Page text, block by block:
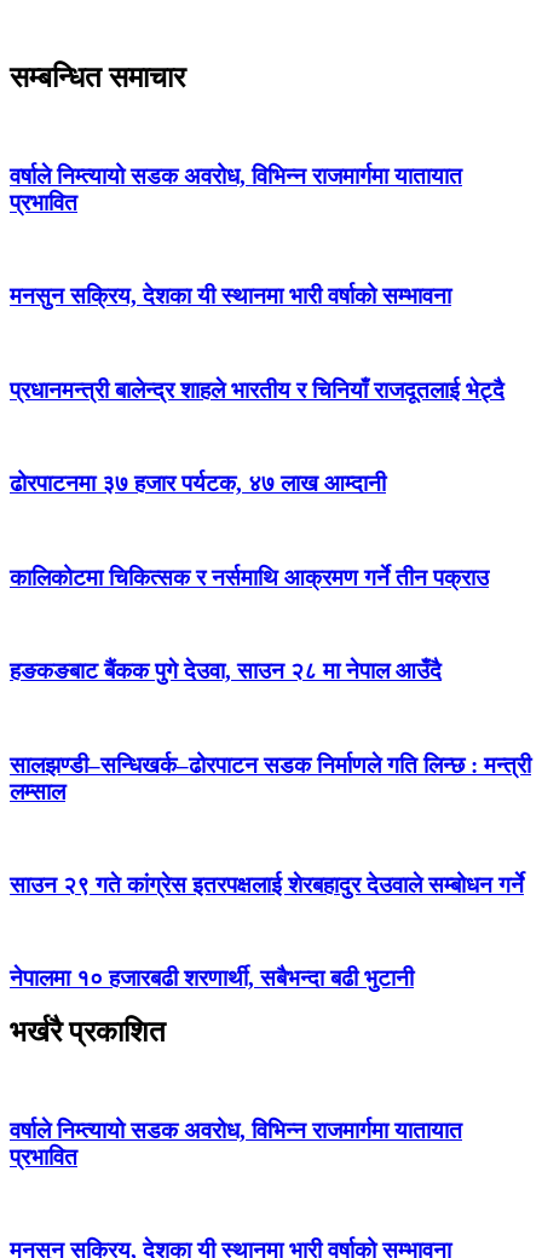
सम्बन्धित समाचार
वर्षाले निम्त्यायो सडक अवरोध, विभिन्न राजमार्गमा यातायात
प्रभावित
मनसुन सक्रिय, देशका यी स्थानमा भारी वर्षाको सम्भावना
प्रधानमन्त्री बालेन्द्र शाहले भारतीय र चिनियाँ राजदूतलाई भेट्दै
ढोरपाटनमा ३७ हजार पर्यटक, ४७ लाख आम्दानी
कालिकोटमा चिकित्सक र नर्समाथि आक्रमण गर्ने तीन पक्राउ
हङकङबाट बैंकक पुगे देउवा, साउन २८ मा नेपाल आउँदै
सालझण्डी–सन्धिखर्क–ढोरपाटन सडक निर्माणले गति लिन्छ : मन्त्री
लम्साल
साउन २९ गते कांग्रेस इतरपक्षलाई शेरबहादुर देउवाले सम्बोधन गर्ने
नेपालमा १० हजारबढी शरणार्थी, सबैभन्दा बढी भुटानी
भर्खरै प्रकाशित
वर्षाले निम्त्यायो सडक अवरोध, विभिन्न राजमार्गमा यातायात
प्रभावित
मनसुन सक्रिय, देशका यी स्थानमा भारी वर्षाको सम्भावना